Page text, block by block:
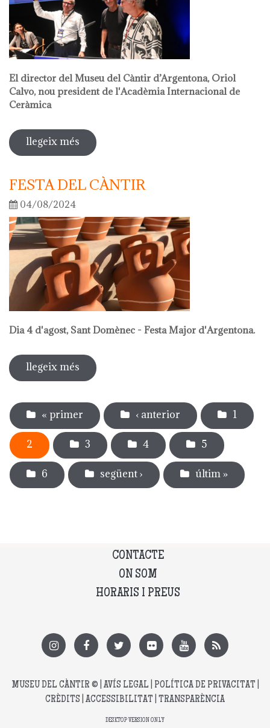
El director del Museu del Càntir d’Argentona, Oriol
Calvo, nou president de l'Acadèmia Internacional de
Ceràmica
llegeix més sobre oriol calvo nou president de
l'acadèmia internacional de ceràmica
FESTA DEL CÀNTIR
04/08/2024
Dia 4 d'agost, Sant Domènec - Festa Major d'Argentona.
llegeix més sobre festa del càntir
Pàgines
« primer ‹ anterior 1
2 3 4 5
6 següent › últim »
CONTACTE
ON SOM
HORARIS I PREUS
MUSEU DEL CÀNTIR © | AVÍS LEGAL POLÍTICA DE PRIVACITAT
CRÈDITS ACCESSIBILITAT TRANSPARÈNCIA
DESKTOP VERSION ONLY